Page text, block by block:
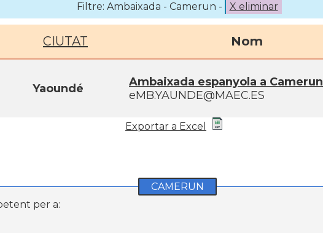
Filtre: Ambaixada - Camerun - X eliminar
CIUTAT Nom
Yaoundé
Ambaixada espanyola a Camerun
eMB.YAUNDE@MAEC.ES
Exportar a Excel
CAMERUN
per a: